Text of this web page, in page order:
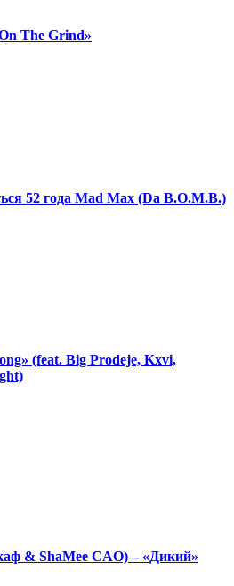
The Grind»
52 года Mad Max (Da B.O.M.B.)
(feat. Big Prodeje, Kxvi,
& ShaMee CAO) – «Дикий»